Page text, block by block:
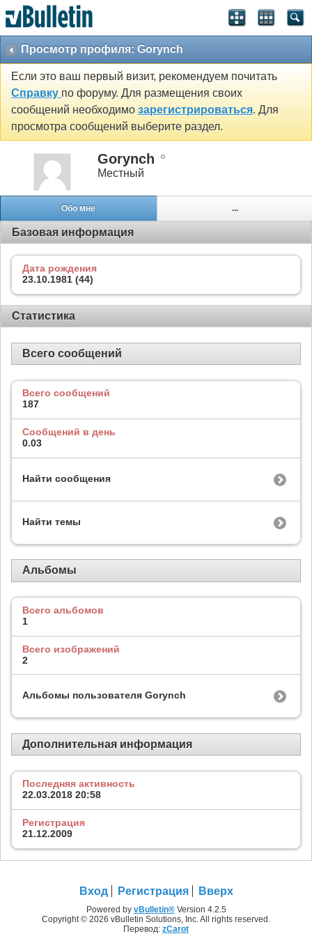
Просмотр профиля: Gorynch
Если это ваш первый визит, рекомендуем почитать
Справку по форуму. Для размещения своих
сообщений необходимо зарегистрироваться. Для
просмотра сообщений выберите раздел.
Gorynch
Местный
Обо мне ...
Базовая информация
Дата рождения
23.10.1981 (44)
Статистика
Всего сообщений
Всего сообщений
187
Сообщений в день
0.03
Найти сообщения
Найти темы
Альбомы
Всего альбомов
1
Всего изображений
2
Альбомы пользователя Gorynch
Дополнительная информация
Последняя активность
22.03.2018 20:58
Регистрация
21.12.2009
Вход Регистрация Вверх
Powered by vBulletin®Version 4.2.5
Copyright © 2026 vBulletin Solutions, Inc. All rights reserved.
Перевод: zCarot